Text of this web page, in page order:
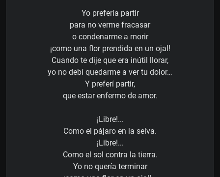
Yo prefería partir
para no verme fracasar
o condenarme a morir
¡como una flor prendida en un ojal!
Cuando te dije que era inútil llorar,
yo no debí quedarme a ver tu dolor…
Y preferí partir,
que estar enfermo de amor.
¡Libre!...
Como el pájaro en la selva.
¡Libre!...
Como el sol contra la tierra.
Yo no quería terminar